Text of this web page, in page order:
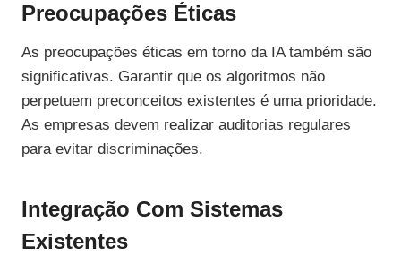
Preocupações Éticas
As preocupações éticas em torno da IA também são
significativas. Garantir que os algoritmos não
perpetuem preconceitos existentes é uma prioridade.
As empresas devem realizar auditorias regulares
para evitar discriminações.
Integração Com Sistemas
Existentes